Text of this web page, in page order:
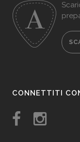
CONNETTITI